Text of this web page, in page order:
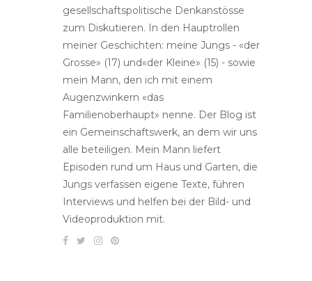
gesellschaftspolitische Denkanstösse
zum Diskutieren. In den Hauptrollen
meiner Geschichten: meine Jungs - «der
Grosse» (17) und«der Kleine» (15) - sowie
mein Mann, den ich mit einem
Augenzwinkern «das
Familienoberhaupt» nenne. Der Blog ist
ein Gemeinschaftswerk, an dem wir uns
alle beteiligen. Mein Mann liefert
Episoden rund um Haus und Garten, die
Jungs verfassen eigene Texte, führen
Interviews und helfen bei der Bild- und
Videoproduktion mit.